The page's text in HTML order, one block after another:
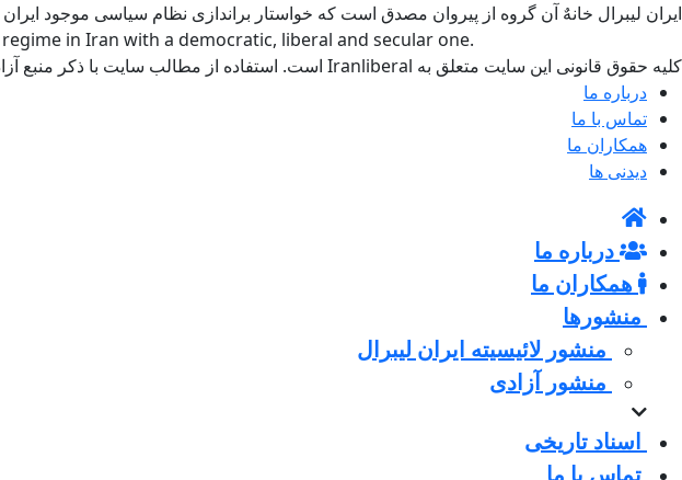
ایران لیبرال خانهٌ آن گروه از پیروان مصدق است که خواستار براندازی نظام سیاسی موجود ایران
in Iran with a democratic, liberal and secular one.
کلیه حقوق قانونی این سایت متعلق به Iranliberal است. استفاده از مطالب سایت با ذکر منبع آزاد است.
درباره ما
تماس با ما
همکاران ما
دیدنی ها
درباره ما
همکاران ما
منشورها
منشور لائیسیته ایران لیبرال
منشور آزادی
اسناد تاریخی